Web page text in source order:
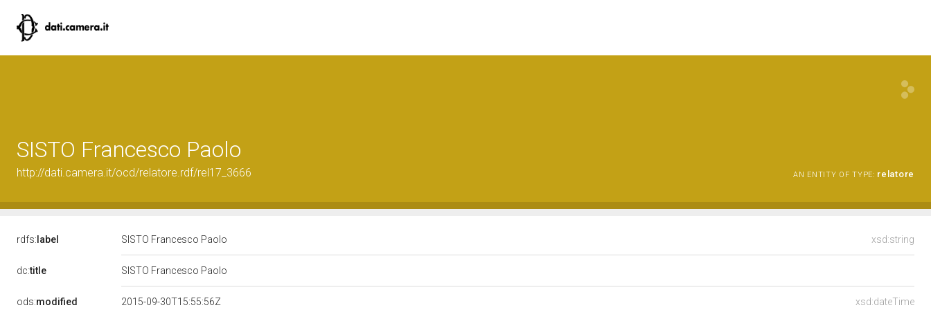
SISTO Francesco Paolo
http://dati.camera.it/ocd/relatore.rdf/rel17_3666 AN ENTITY OF TYPE: relatore
rdfs: label xsd:string
SISTO Francesco Paolo
dc:title SISTO Francesco Paolo
ods:modified xsd:dateTime
2015-09-30T15:55:56Z